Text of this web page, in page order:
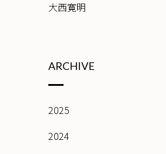
大西寛明
ARCHIVE
2025
2024